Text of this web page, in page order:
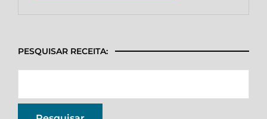
PESQUISAR RECEITA: